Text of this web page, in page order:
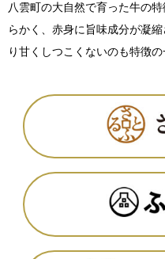
八雲町の大自然で育った牛の
らかく、赤身に旨味成分が凝
り甘くしつこくないのも特徴の